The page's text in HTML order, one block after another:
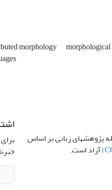
morphology
پژوهشهای زبانی بر اساس
آزاد است.